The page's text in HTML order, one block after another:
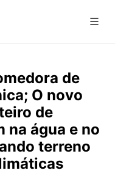
de
O novo
de
na água e no
terreno